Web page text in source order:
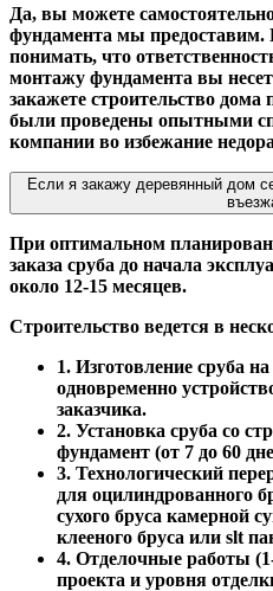
Да, вы можете
фундамента мы
понимать, что
монтажу фундамента вы
закажете строительство
были проведены опытными
компании во избежание
Если я закажу деревянный дом
При оптимальном
заказа сруба до начала
около 12-15 месяцев.
Строительство ведется в
1. Изготовление сруба
одновременно
заказчика.
2. Установка сруба со
фундамент (от 7 до 60
3. Технологический
для оцилиндрованного
сухого бруса камерной
клееного бруса или slt
4. Отделочные работы
проекта и уровня